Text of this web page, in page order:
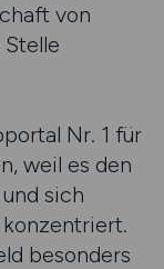
von
Nr. 1 für
weil es den
sich
besonders